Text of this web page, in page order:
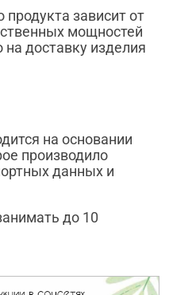
зависит от
мощностей
доставку изделия
на основании
производило
данных и
до 10